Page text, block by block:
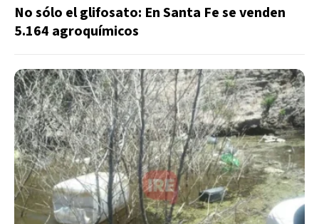
No sólo el glifosato: En Santa Fe se venden
5.164 agroquímicos